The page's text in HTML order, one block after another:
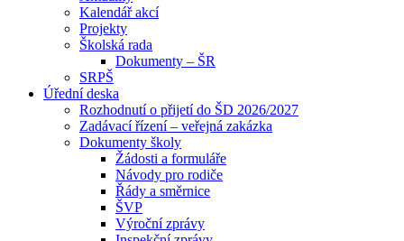
Kalendář akcí
Projekty
Školská rada
Dokumenty – ŠR
SRPŠ
Úřední deska
Rozhodnutí o přijetí do ŠD 2026/2027
Zadávací řízení – veřejná zakázka
Dokumenty školy
Žádosti a formuláře
Návody pro rodiče
Řády a směrnice
ŠVP
Výroční zprávy